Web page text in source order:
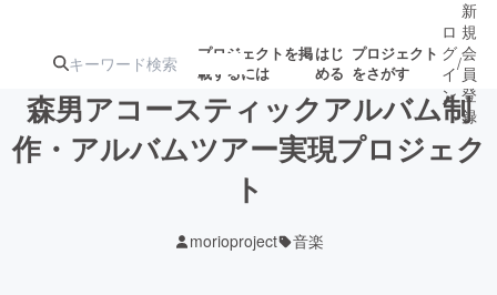
プロジェクトを掲
載するには
はじ
める
プロジェクト
をさがす
注目の新着プロ
ロ
グ
イ
ン
/
新
規
会
員
登
録
森男アコースティックアルバム制
作・アルバムツアー実現プロジェク
ト
morioproject 音楽